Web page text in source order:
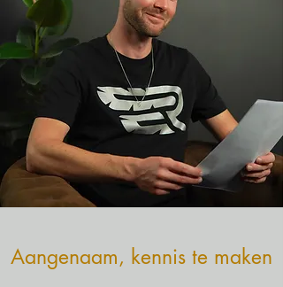
Aangenaam, kennis te maken